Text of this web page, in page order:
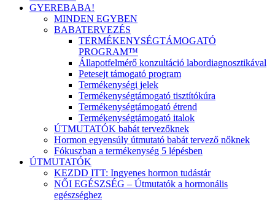
GYEREBABA!
MINDEN EGYBEN
BABATERVEZÉS
TERMÉKENYSÉGTÁMOGATÓ
PROGRAM™
Állapotfelmérő konzultáció labordiagnosztikával
Petesejt támogató program
Termékenységi jelek
Termékenységtámogató tisztítókúra
Termékenységtámogató étrend
Termékenységtámogató italok
ÚTMUTATÓK babát tervezőknek
Hormon egyensúly útmutató babát tervező nőknek
Fókuszban a termékenység 5 lépésben
ÚTMUTATÓK
KEZDD ITT: Ingyenes hormon tudástár
NŐI EGÉSZSÉG – Útmutatók a hormonális
egészséghez